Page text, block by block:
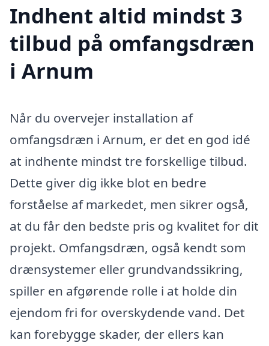
Indhent altid mindst 3
tilbud på omfangsdræn
i Arnum
Når du overvejer installation af
omfangsdræn i Arnum, er det en god idé
at indhente mindst tre forskellige tilbud.
Dette giver dig ikke blot en bedre
forståelse af markedet, men sikrer også,
at du får den bedste pris og kvalitet for dit
projekt. Omfangsdræn, også kendt som
drænsystemer eller grundvandssikring,
spiller en afgørende rolle i at holde din
ejendom fri for overskydende vand. Det
kan forebygge skader, der ellers kan